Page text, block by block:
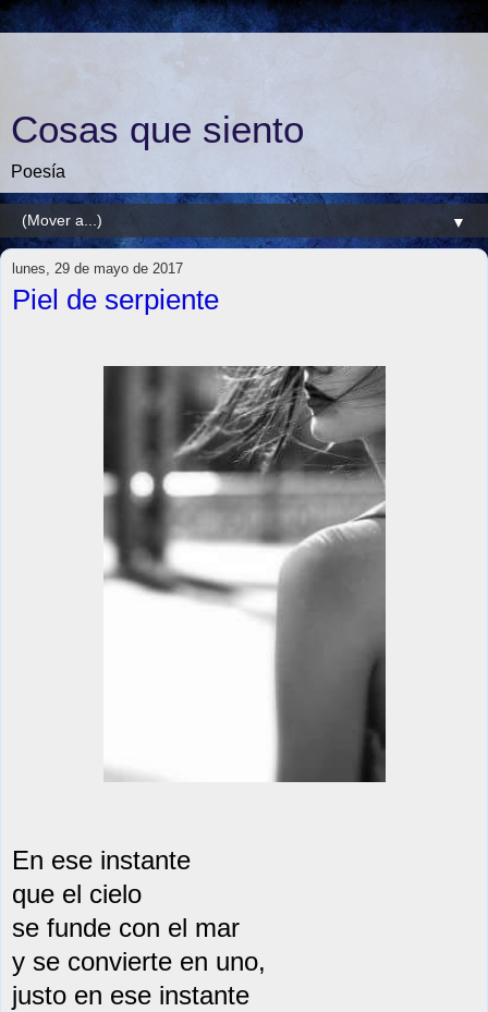
Cosas que siento
Poesía
▼
lunes, 29 de mayo de 2017
Piel de serpiente
En ese instante
que el cielo
se funde con el mar
y se convierte en uno,
justo en ese instante